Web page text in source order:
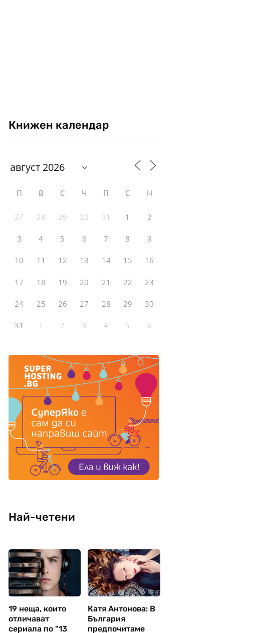
Книжен календар
П В С Ч П С Н
27 28 29 30 31 1 2
3 4 5 6 7 8 9
10 11 12 13 14 15 16
17 18 19 20 21 22 23
24 25 26 27 28 29 30
31 1 2 3 4 5 6
Най-четени
19 неща, които
отличават
сериала по "13
Катя Антонова: В
България
предпочитаме